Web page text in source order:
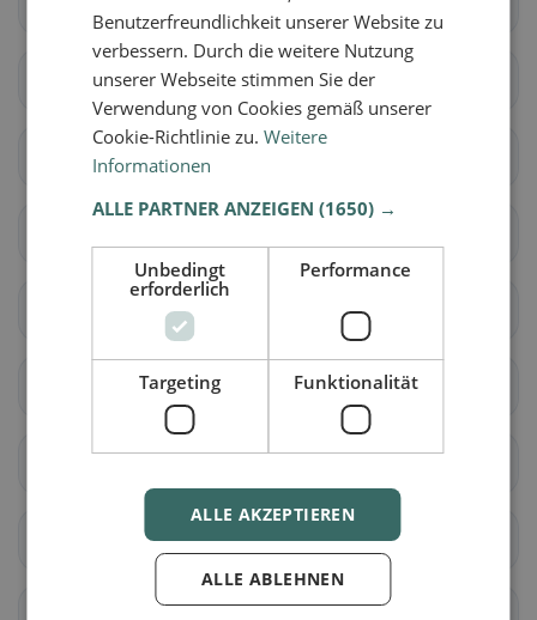
Gersau Feusisberg
Freienbach
Lachen
Reichenburg Schübelbach
Alpthal
Benutzerfreundlichkeit unserer Website zu
verbessern. Durch die weitere Nutzung
unserer Webseite stimmen Sie der
Verwendung von Cookies gemäß unserer
Cookie-Richtlinie zu.Weitere
Informationen
ALLE PARTNER ANZEIGEN(1650) →
Unbedingt
erforderlich
Performance
Targeting Funktionalität
ALLE AKZEPTIEREN
ALLE ABLEHNEN